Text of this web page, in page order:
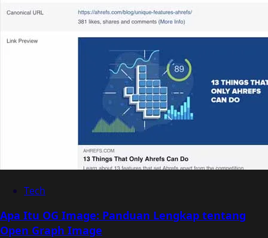
Tech
Apa Itu OG Image: Panduan Lengkap tentang
Open Graph Image